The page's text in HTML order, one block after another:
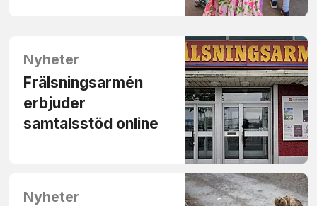
Nyheter
Frälsningsarmén
erbjuder
samtalsstöd online
Nyheter